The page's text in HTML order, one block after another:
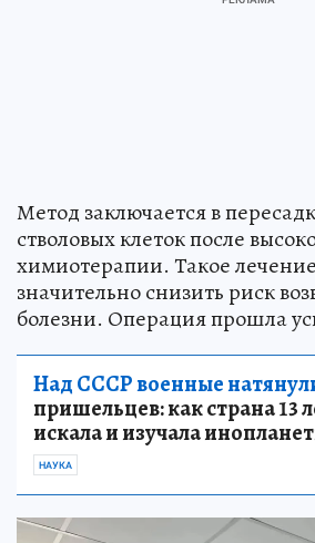
Метод заключается в
стволовых клеток после
химиотерапии. Такое
значительно снизить риск
болезни. Операция прошла
Над СССР военные
пришельцев: как страна 13
искала и изучала
НАУКА